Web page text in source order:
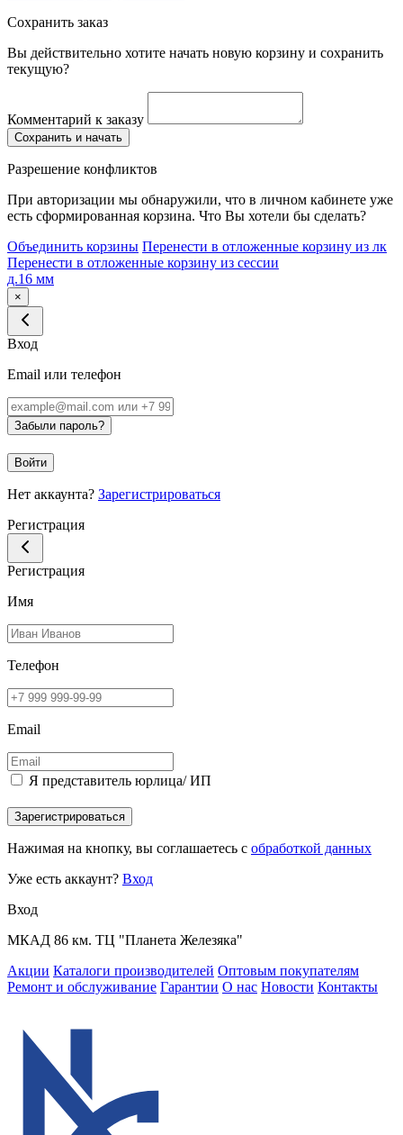
Сохранить заказ
Вы действительно хотите начать новую корзину и сохранить
текущую?
Комментарий к заказу
Сохранить и начать
Разрешение конфликтов
При авторизации мы обнаружили, что в личном кабинете уже
есть сформированная корзина. Что Вы хотели бы сделать?
Объединить корзины Перенести в отложенные корзину из лк
Перенести в отложенные корзину из сессии
д.16 мм
×
Вход
Email или телефон
Забыли пароль?
Войти
Нет аккаунта? Зарегистрироваться
Регистрация
Регистрация
Имя
Телефон
Email
Я представитель юрлица/ ИП
Зарегистрироваться
Нажимая на кнопку, вы соглашаетесь с обработкой данных
Уже есть аккаунт? Вход
Вход
МКАД 86 км. ТЦ "Планета Железяка"
Акции Каталоги производителей Оптовым покупателям
Ремонт и обслуживание Гарантии О нас Новости Контакты